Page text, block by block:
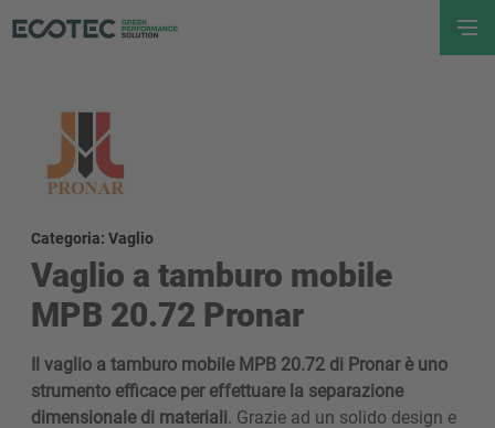
Categoria: Vaglio
Vaglio a tamburo mobile
MPB 20.72 Pronar
Il vaglio a tamburo mobile MPB 20.72 di Pronar è uno
strumento efficace per effettuare la separazione
dimensionale di materiali. Grazie ad un solido design e